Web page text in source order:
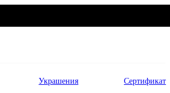
Украшения Сертификат